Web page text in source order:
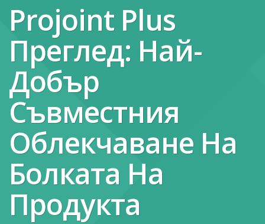
Projoint Plus
Преглед: Най-
Добър
Съвместния
Облекчаване На
Болката На
Продукта